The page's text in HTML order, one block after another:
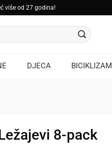
više od 27 godina!
DJECA BICIKLIZAM
8-pack